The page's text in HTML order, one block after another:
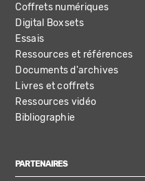
Coffrets numériques
Digital Boxsets
Essais
Ressources et références
Documents d'archives
Livres et coffrets
Ressources vidéo
Bibliographie
PARTENAIRES